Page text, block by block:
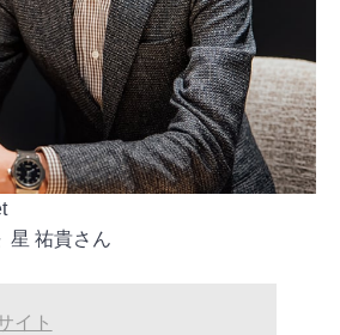
星 祐貴さん
イト